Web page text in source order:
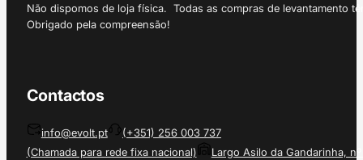
Não dispomos de loja física. Todas as compras de levantamento
Obrigado pela compreensão!
Contactos
info@evolt.pt
(+351) 256 003 737
(Chamada para rede fixa nacional)
Largo Asilo da Gandarinha, nº